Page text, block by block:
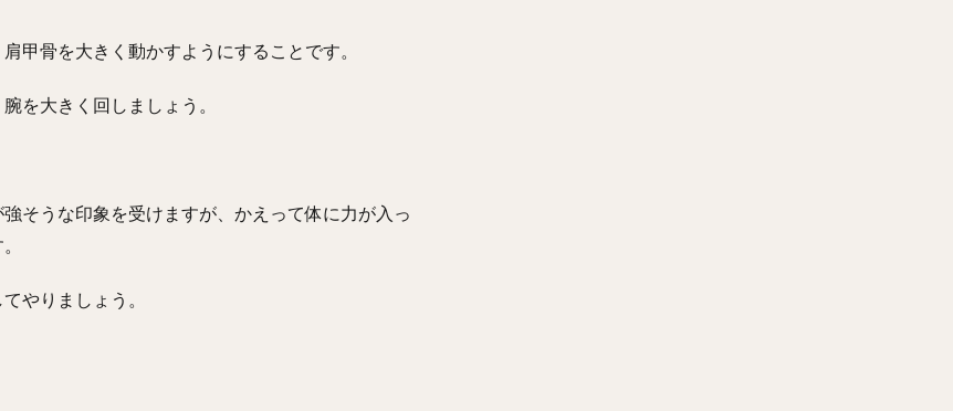
甲骨を大きく動かすようにすることです。
を大きく回しましょう。
そうな印象を受けますが、かえって体に力が入っ
やりましょう。